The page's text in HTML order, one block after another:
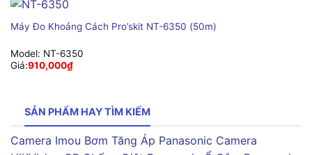
Máy Đo Khoảng Cách Pro’skit NT-6350 (50m)
Model: NT-6350
Giá:910,000₫
SẢN PHẨM HAY TÌM KIẾM
Camera Imou Bơm Tăng Áp Panasonic Camera